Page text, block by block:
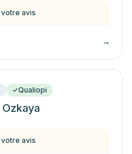
avis
→
Qualiopi
avis